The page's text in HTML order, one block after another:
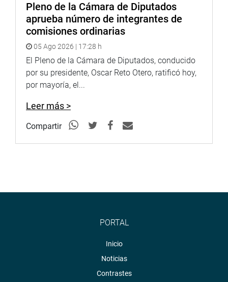
Pleno de la Cámara de Diputados
aprueba número de integrantes de
comisiones ordinarias
05 Ago 2026 | 17:28 h
El Pleno de la Cámara de Diputados, conducido
por su presidente, Oscar Reto Otero, ratificó hoy,
por mayoría, el...
Leer más >
Compartir
PORTAL
Inicio
Noticias
Contrastes